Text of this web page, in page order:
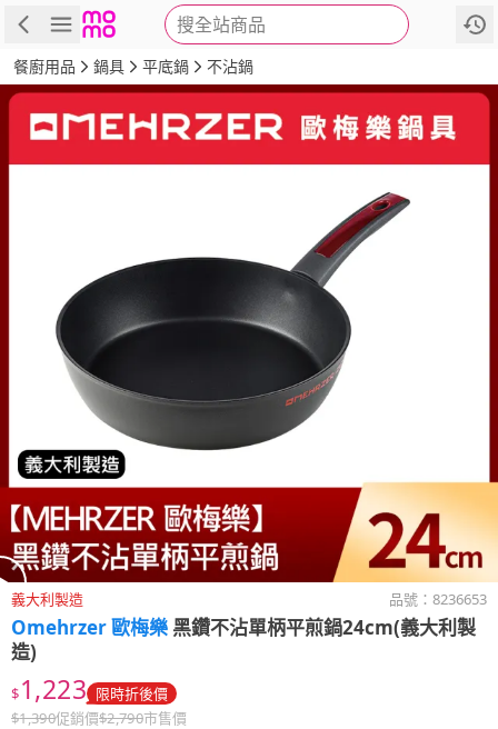
搜全站商品
商品 評價 詳情
餐廚用品 鍋具 平底鍋 不沾鍋
義大利製造 品號： 8236653
Omehrzer 歐梅樂 黑鑽不沾單柄平煎鍋24cm(義大利製
造)
$1,223 限時折後價
$1,390促銷價$2,790市售價